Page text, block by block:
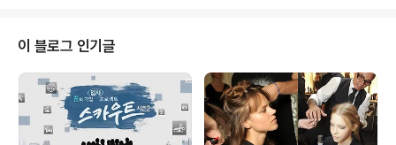
입니다. 주문과 동시에 즉석에서 만들어지는 따뜻하고 달
콤한 츄러스를 진한 스페니쉬 핫 초콜렛에 듬뿍 찍어드시
면 냉동 츄러스와는 비교할 수 없는 새로운 미식 경험을 하
실 수 있습니다. 국내에는 생소한 '스페니쉬 츄러스'를 중심
으로 다양하고 독특한 음료를 더하여 각종 매스컴에서도
주목하..
이 블로그 인기글